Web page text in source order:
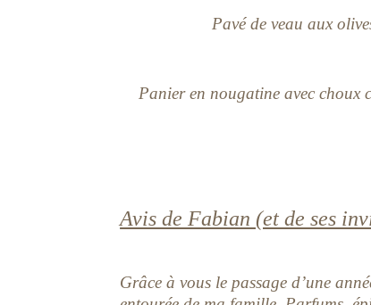
Pavé de veau aux
Panier en nougatine avec
Avis de Fabian (et de ses
Grâce à vous le passage d’une